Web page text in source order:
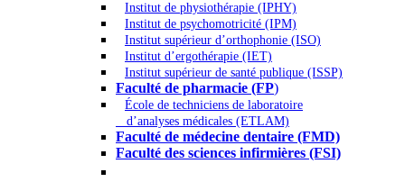
Institut de physiothérapie (IPHY)
Institut de psychomotricité (IPM)
Institut supérieur d’orthophonie (ISO)
Institut d’ergothérapie (IET)
Institut supérieur de santé publique (ISSP)
Faculté de pharmacie (FP)
École de techniciens de laboratoire
d’analyses médicales (ETLAM)
Faculté de médecine dentaire (FMD)
Faculté des sciences infirmières (FSI)